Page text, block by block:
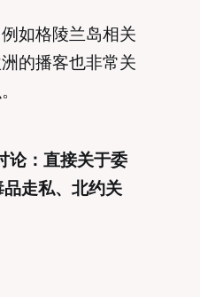
如格陵兰岛相关
的播客也非常关
论：直接关于委
走私、北约关